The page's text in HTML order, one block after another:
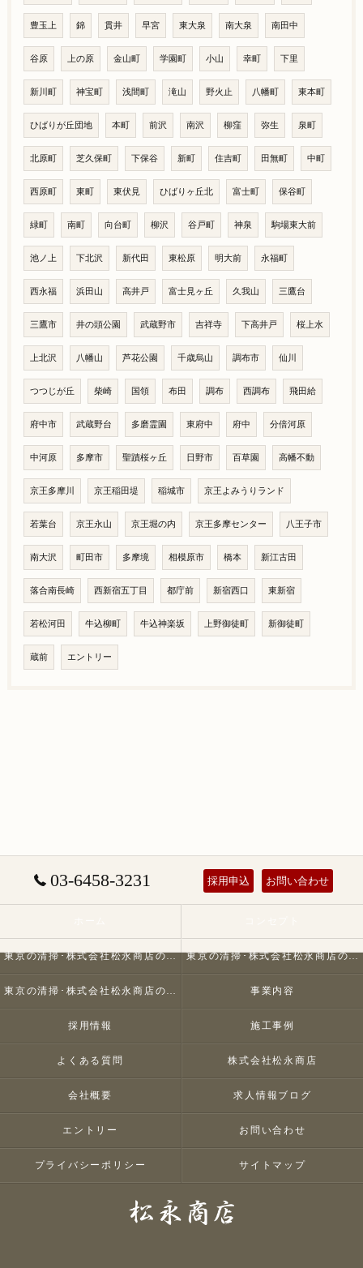
豊玉上 錦 貫井 早宮 東大泉 南大泉 南田中
谷原 上の原 金山町 学園町 小山 幸町 下里
新川町 神宝町 浅間町 滝山 野火止 八幡町 東本町
ひばりが丘団地 本町 前沢 南沢 柳窪 弥生 泉町
北原町 芝久保町 下保谷 新町 住吉町 田無町 中町
西原町 東町 東伏見 ひばりヶ丘北 富士町 保谷町
緑町 南町 向台町 柳沢 谷戸町 神泉 駒場東大前
池ノ上 下北沢 新代田 東松原 明大前 永福町
西永福 浜田山 高井戸 富士見ヶ丘 久我山 三鷹台
三鷹市 井の頭公園 武蔵野市 吉祥寺 下高井戸 桜上水
上北沢 八幡山 芦花公園 千歳烏山 調布市 仙川
つつじが丘 柴崎 国領 布田 調布 西調布 飛田給
府中市 武蔵野台 多磨霊園 東府中 府中 分倍河原
中河原 多摩市 聖蹟桜ヶ丘 日野市 百草園 高幡不動
京王多摩川 京王稲田堤 稲城市 京王よみうりランド
若葉台 京王永山 京王堀の内 京王多摩センター 八王子市
南大沢 町田市 多摩境 相模原市 橋本 新江古田
落合南長崎 西新宿五丁目 都庁前 新宿西口 東新宿
若松河田 牛込柳町 牛込神楽坂 上野御徒町 新御徒町
蔵前 エントリー
03-6458-3231 採用申込 お問い合わせ
東京の清掃･株式会社松永商店の口コミ情報 東京の清掃･株式会社松永商店の評判
東京の清掃･株式会社松永商店のお客様の声 事業内容
採用情報 施工事例
よくある質問 株式会社松永商店
会社概要 求人情報ブログ
エントリー お問い合わせ
プライバシーポリシー サイトマップ